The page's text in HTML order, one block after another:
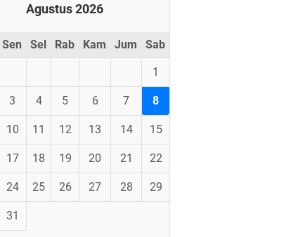
Agustus 2026
Sen Sel Rab Kam Jum Sab
1
3 4 5 6 7 8
10 11 12 13 14 15
17 18 19 20 21 22
24 25 26 27 28 29
31